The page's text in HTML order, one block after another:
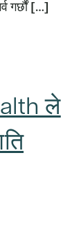
गर्छौं […]
ले